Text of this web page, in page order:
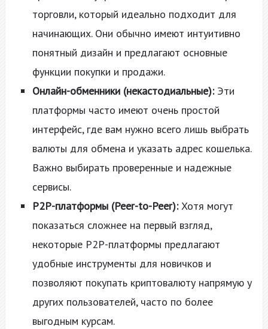
торговли, который идеально подходит для
начинающих. Они обычно имеют интуитивно
понятный дизайн и предлагают основные
функции покупки и продажи.
Онлайн-обменники (некастодиальные):Эти
платформы часто имеют очень простой
интерфейс, где вам нужно всего лишь выбрать
валюты для обмена и указать адрес кошелька.
Важно выбирать проверенные и надежные
сервисы.
P2P-платформы (Peer-to-Peer):Хотя могут
показаться сложнее на первый взгляд,
некоторые P2P-платформы предлагают
удобные инструменты для новичков и
позволяют покупать криптовалюту напрямую у
других пользователей, часто по более
выгодным курсам.